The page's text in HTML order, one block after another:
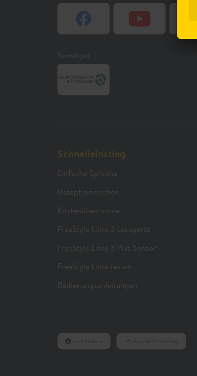
Sonstiges
Schnelleinstieg
Einfache Sprache
Rezept einreichen
Kostenübernahme
FreeStyle Libre 3 Lesegerät
FreeStyle Libre 3 Plus Sensor
FreeStyle Libre testen
Bedienungsanleitungen
Land ändern Zum Seitenanfang